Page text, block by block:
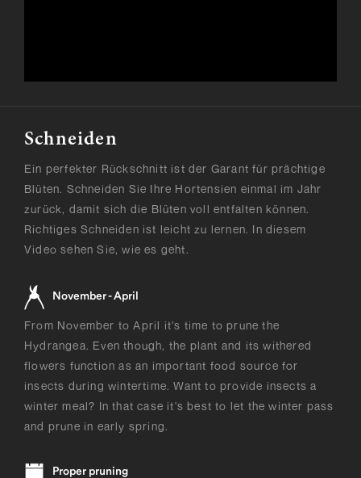
Schneiden
Ein perfekter Rückschnitt ist der Garant für prächtige
Blüten. Schneiden Sie Ihre Hortensien einmal im Jahr
zurück, damit sich die Blüten voll entfalten können.
Richtiges Schneiden ist leicht zu lernen. In diesem
Video sehen Sie, wie es geht.
November - April
From November to April it’s time to prune the
Hydrangea. Even though, the plant and its withered
flowers function as an important food source for
insects during wintertime. Want to provide insects a
winter meal? In that case it's best to let the winter pass
and prune in early spring.
Proper pruning